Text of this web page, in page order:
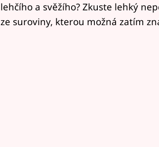
lehčího a svěžího? Zkuste lehký
ze suroviny, kterou možná zatím